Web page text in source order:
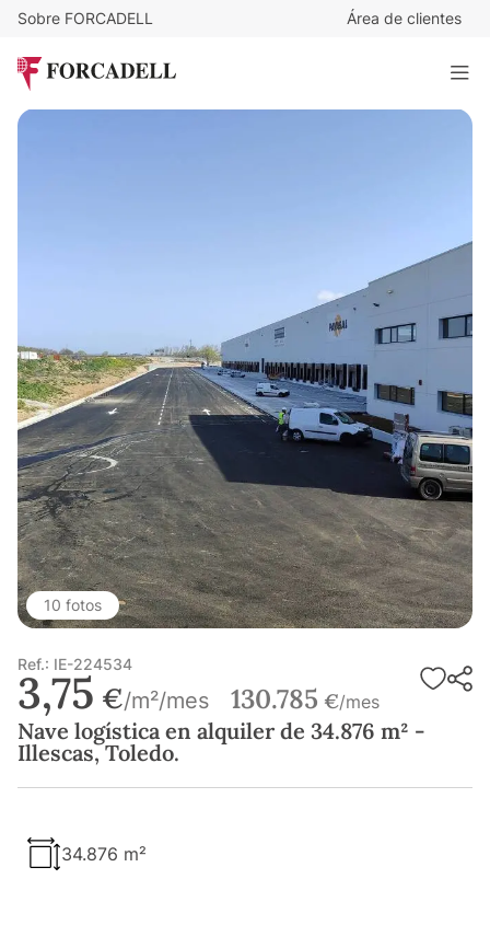
Sobre FORCADELL Área de clientes
Nave logística en alquiler de 34.876 m² - Illescas, Toledo.
34.876 m²
10 fotos
Ref.: IE-224534
3,75 €/m²/mes 130.785 €/mes
Nave logística en alquiler de 34.876 m² -
Illescas, Toledo.
34.876 m²